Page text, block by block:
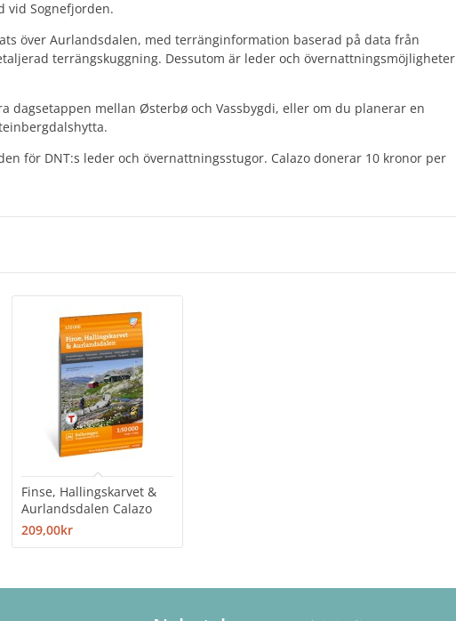
vid Sognefjorden.
över Aurlandsdalen, med terränginformation baserad på data från
terrängskuggning. Dessutom är leder och övernattningsmöjligheter
dagsetappen mellan Østerbø och Vassbygdi, eller om du planerar en
för DNT:s leder och övernattningsstugor. Calazo donerar 10 kronor per
Finse, Hallingskarvet &
Aurlandsdalen Calazo
209,00kr